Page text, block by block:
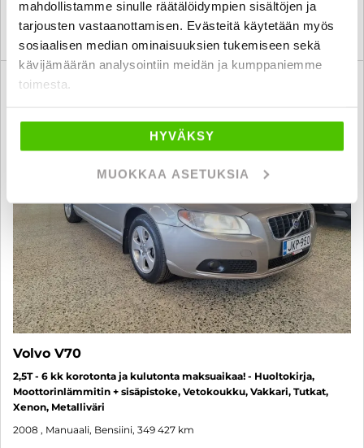
mahdollistamme sinulle räätälöidympien sisältöjen ja
tarjousten vastaanottamisen. Evästeitä käytetään myös
sosiaalisen median ominaisuuksien tukemiseen sekä
kävijämäärän analysointiin meidän ja kumppaniemme
toimesta.
HYVÄKSY
MUOKKAA ASETUKSIA
KATSO TIEDOT WHATSAPP
6 kk korotonta ja kulutonta
Volvo V70
2,5T - 6 kk korotonta ja kulutonta maksuaikaa! - Huoltokirja,
Moottorinlämmitin + sisäpistoke, Vetokoukku, Vakkari, Tutkat,
Xenon, Metalliväri
2008 , Manuaali, Bensiini, 349 427 km